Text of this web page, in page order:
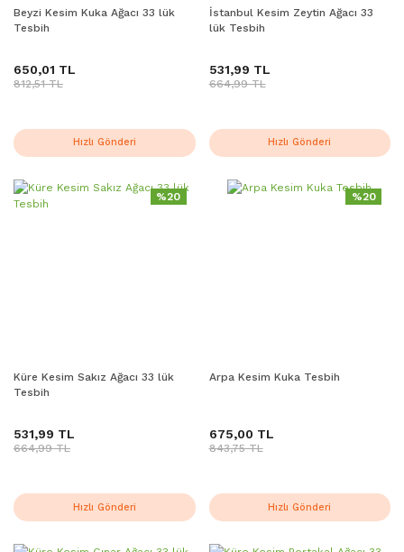
Beyzi Kesim Kuka Ağacı 33 lük
Tesbih
650,01 TL
812,51 TL
Hızlı Gönderi
İstanbul Kesim Zeytin Ağacı 33
lük Tesbih
531,99 TL
664,99 TL
Hızlı Gönderi
%20
Küre Kesim Sakız Ağacı 33 lük
Tesbih
531,99 TL
664,99 TL
Hızlı Gönderi
%20
Arpa Kesim Kuka Tesbih
675,00 TL
843,75 TL
Hızlı Gönderi